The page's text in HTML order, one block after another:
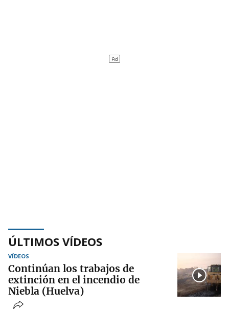
ÚLTIMOS VÍDEOS
VÍDEOS
Continúan los trabajos de
extinción en el incendio de
Niebla (Huelva)